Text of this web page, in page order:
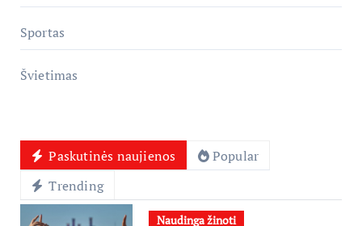
Sportas
Švietimas
Paskutinės naujienos
Popular
Trending
Naudinga žinoti